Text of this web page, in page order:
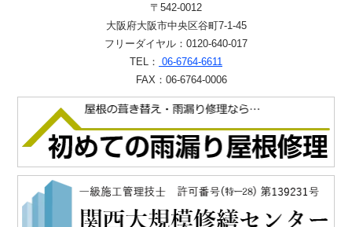
〒542-0012
大阪府大阪市中央区谷町7-1-45
フリーダイヤル：0120-640-017
TEL： 06-6764-6611
FAX：06-6764-0006